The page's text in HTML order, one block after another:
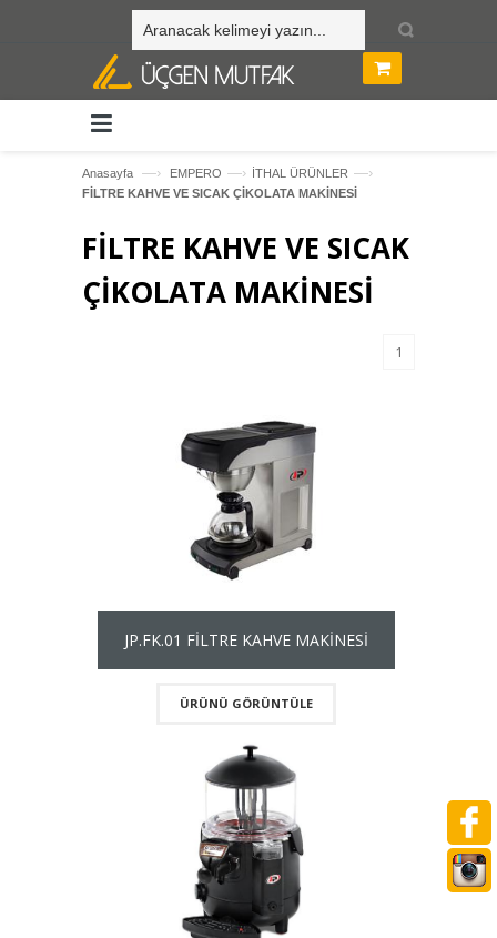
Anasayfa —› EMPERO —› İTHAL ÜRÜNLER —›
FİLTRE KAHVE VE SICAK ÇİKOLATA MAKİNESİ
FİLTRE KAHVE VE SICAK
ÇİKOLATA MAKİNESİ
1
JP.FK.01 FİLTRE KAHVE MAKİNESİ
ÜRÜNÜ GÖRÜNTÜLE